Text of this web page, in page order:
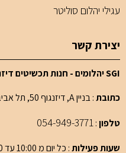
עגילי יהלום סוליטר
יצירת קשר
SGI יהלומים - חנות תכשיטים דיזנגוף סנטר תל אביב
כתובת: בניין A, דיזנגוף 50, תל אביב יפו
טלפון:
054-949-3771
שעות פעילות: כל יום מ 10:00 עד 20:00